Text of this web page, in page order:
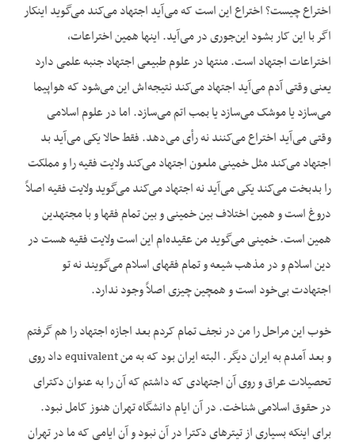
اختراع چیست؟ اختراع این است که می‌آید اجتهاد می‌کند می‌گوید اینکار
اگر با این کار بشود این‌جوری در می‌آید. اینها همین اختراعات،
اختراعات اجتهاد است. منتها در علوم طبیعی اجتهاد جنبه علمی دارد
یعنی وقتی آدم می‌آید اجتهاد می‌کند نتیجه‌اش این می‌شود که هواپیما
می‌سازد یا موشک می‌سازد یا بمب اتم می‌سازد. اما در علوم اسلامی
وقتی می‌آید اختراع می‌کنند نه رأی می‌دهد. فقط حالا یکی می‌آید بد
اجتهاد می‌کند مثل خمینی ملعون اجتهاد می‌کند ولایت فقیه را و مملکت
را بدبخت می‌کند یکی می‌آید نه اجتهاد می‌کند می‌گوید ولایت فقیه اصلاً
دروغ است و همین اختلاف بین خمینی و بین تمام فقها و با مجتهدین
همین است. خمینی می‌گوید من عقیده‌ام این است ولایت فقیه هست در
دین اسلام و در مذهب شیعه‌ و تمام فقهای اسلام می‌گویند نه تو
اجتهادت بی‌خود است و همچین چیزی اصلاً وجود ندارد.
خوب این مراحل را من در نجف تمام کردم بعد اجازه اجتهاد را هم گرفتم
و بعد آمدم به ایران دیگر. البته ایران بود که به من equivalent داد روی
تحصیلات عراق و روی آن اجتهادی که داشتم که آن را به عنوان دکترای
در حقوق اسلامی شناخت. در آن ایام دانشگاه تهران هنوز کامل نبود.
برای اینکه بسیاری از تیتر‌های دکترا در آن نبود و آن ایامی که ما در تهران